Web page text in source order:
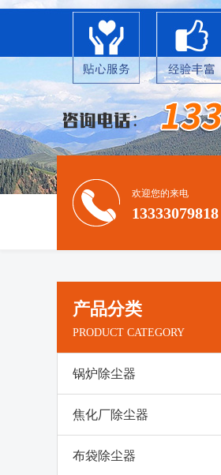
欢迎您的来电
13333079818
产品分类
PRODUCT CATEGORY
锅炉除尘器
焦化厂除尘器
布袋除尘器